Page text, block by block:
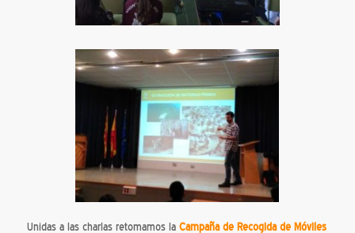
Unidas a las charlas retomamos la Campaña de Recogida de Móviles